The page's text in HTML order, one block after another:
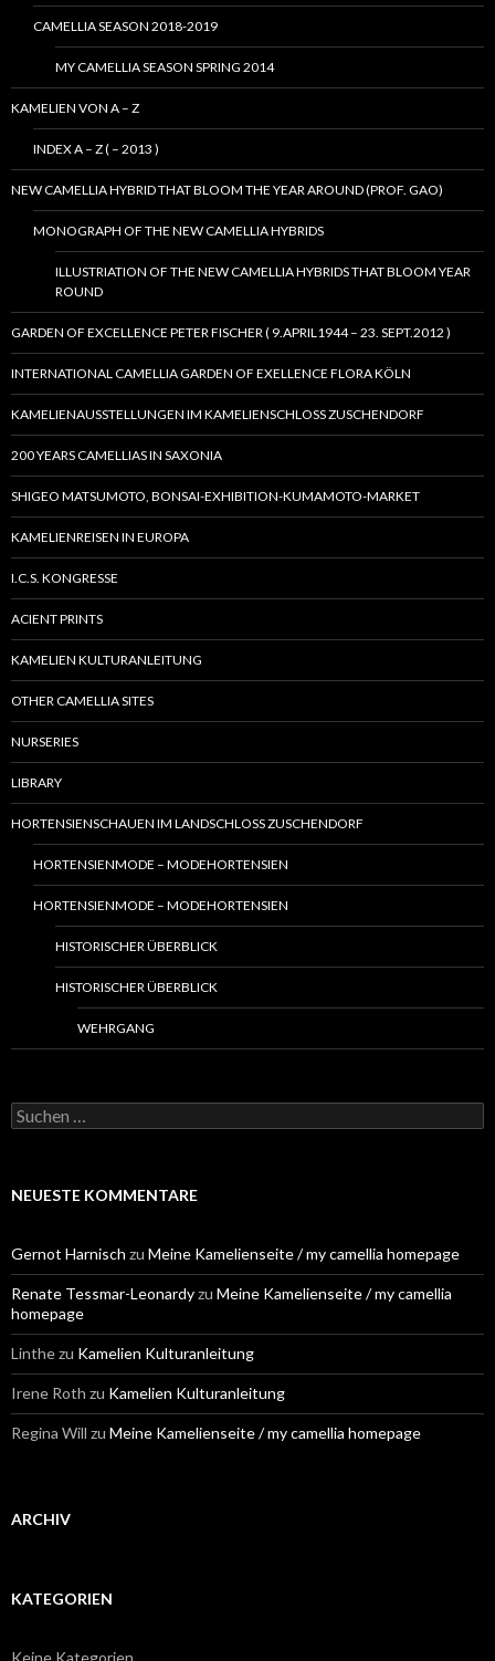
CAMELLIA SEASON 2018-2019
MY CAMELLIA SEASON SPRING 2014
KAMELIEN VON A – Z
INDEX A – Z ( – 2013 )
NEW CAMELLIA HYBRID THAT BLOOM THE YEAR AROUND (PROF. GAO)
MONOGRAPH OF THE NEW CAMELLIA HYBRIDS
ILLUSTRIATION OF THE NEW CAMELLIA HYBRIDS THAT BLOOM YEAR
ROUND
GARDEN OF EXCELLENCE PETER FISCHER ( 9.APRIL1944 – 23. SEPT.2012 )
INTERNATIONAL CAMELLIA GARDEN OF EXELLENCE FLORA KÖLN
KAMELIENAUSSTELLUNGEN IM KAMELIENSCHLOSS ZUSCHENDORF
200 YEARS CAMELLIAS IN SAXONIA
SHIGEO MATSUMOTO, BONSAI-EXHIBITION-KUMAMOTO-MARKET
KAMELIENREISEN IN EUROPA
I.C.S. KONGRESSE
ACIENT PRINTS
KAMELIEN KULTURANLEITUNG
OTHER CAMELLIA SITES
NURSERIES
LIBRARY
HORTENSIENSCHAUEN IM LANDSCHLOSS ZUSCHENDORF
HORTENSIENMODE – MODEHORTENSIEN
HORTENSIENMODE – MODEHORTENSIEN
HISTORISCHER ÜBERBLICK
HISTORISCHER ÜBERBLICK
WEHRGANG
S
u
e
a
c
h
:
NEUESTE KOMMENTARE
Gernot Harnisch zu Meine Kamelienseite / my camellia homepage
Renate Tessmar-Leonardyzu Meine Kamelienseite / my camellia
homepage
Linthezu Kamelien Kulturanleitung
Irene Roth zu Kamelien Kulturanleitung
Regina Will zu Meine Kamelienseite / my camellia homepage
ARCHIV
KATEGORIEN